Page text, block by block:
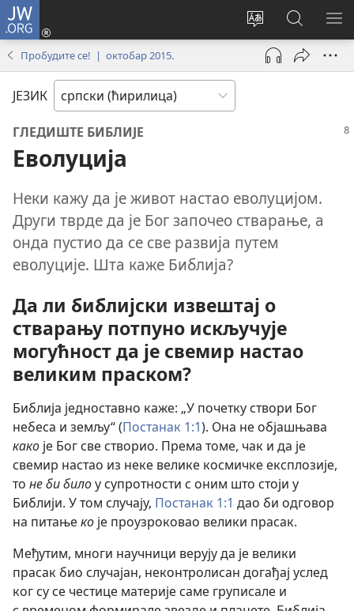
JW.ORG
Промени
језик
сајта
Пријава
(отвара
прозор)
Претрага
сајта
JW.ORG
Пробудите се! | октобар 2015.
ЈЕЗИК
ГЛЕДИШТЕ БИБЛИЈЕ
Еволуција
Неки кажу да је живот настао еволуцијом.
Други тврде да је Бог започео стварање, а
онда пустио да се све развија путем
еволуције. Шта каже Библија?
Да ли библијски извештај о
стварању потпуно искључује
могућност да је свемир настао
великим праском?
Библија једноставно каже: „У почетку створи Бог
небеса и земљу“ (Постанак 1:1). Она не објашњава
како је Бог све створио. Према томе, чак и да је
свемир настао из неке велике космичке експлозије,
то не би билоу супротности с оним што стоји у
Библији. У том случају, Постанак 1:1 дао би одговор
на питање ко је проузроковао велики прасак.
Међутим, многи научници верују да је велики
прасак био случајан, неконтролисан догађај услед
ког су се честице материје саме груписале и